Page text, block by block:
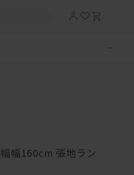
幅160cm 張地ラン